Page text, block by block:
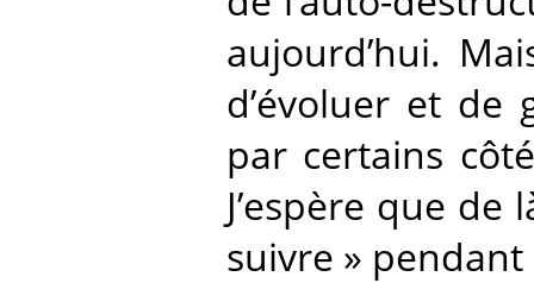
aujourd’hui.
d’évoluer et de
par certains
J’espère que
suivre » pendant